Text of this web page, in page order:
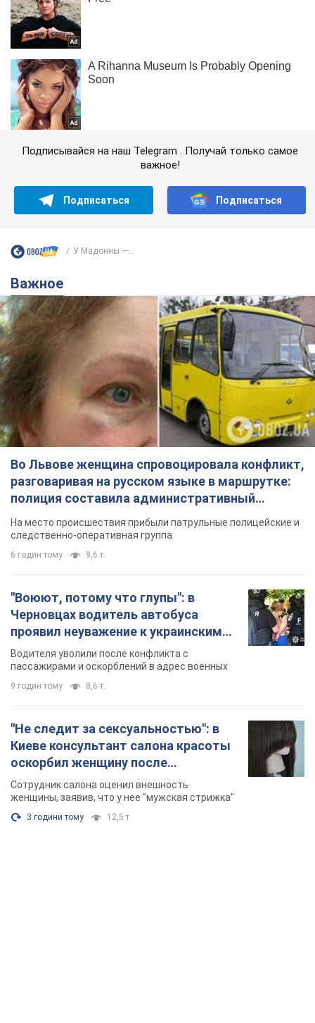
Подписывайся на наш Telegram . Получай только самое
важное!
Подписаться Подписаться
У Мадонны —...
Важное
Во Львове женщина спровоцировала конфликт,
разговаривая на русском языке в маршрутке:
полиция составила административный
протокол. Видео
На место происшествия прибыли патрульные полицейские и
следственно-оперативная группа
6 годин тому 9,6 т.
"Воюют, потому что глупы": в
Черновцах водитель автобуса
проявил неуважение к украинским
военным и поплатился за это.
Видео
Водителя уволили после конфликта с
пассажирами и оскорблений в адрес военных
9 годин тому 8,6 т.
"Не следит за сексуальностью": в
Киеве консультант салона красоты
оскорбил женщину после
химиотерапии, разгорелся скандал.
Фото
Сотрудник салона оценил внешность
женщины, заявив, что у нее "мужская стрижка"
3 години тому 12,5 т.